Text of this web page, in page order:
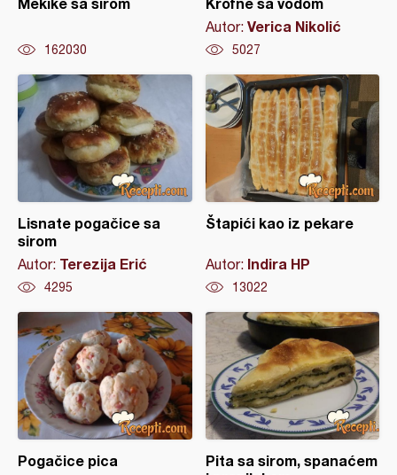
162030
Autor: Verica Nikolić
5027
Lisnate pogačice sa
sirom
Autor: Terezija Erić
4295
Štapići kao iz pekare
Autor: Indira HP
13022
Pogačice pica
Pita sa sirom, spanaćem